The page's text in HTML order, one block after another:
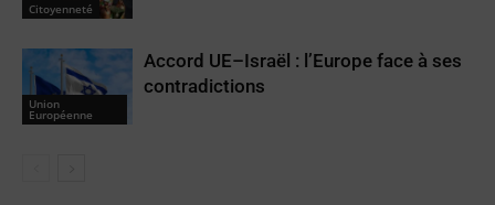
Citoyenneté
Union
Européenne
Accord UE–Israël : l’Europe face à ses
contradictions